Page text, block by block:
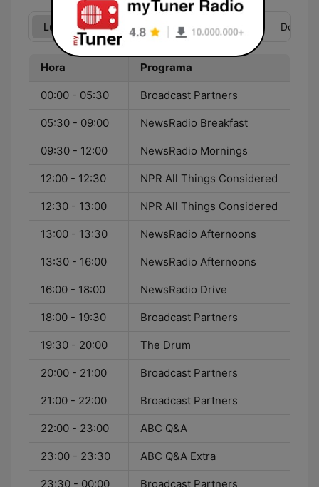
Lun Mar Mié Jue Vie Dom
Hora Programa
00:00 - 05:30 Broadcast Partners
05:30 - 09:00 NewsRadio Breakfast
09:30 - 12:00 NewsRadio Mornings
12:00 - 12:30 NPR All Things Considered
12:30 - 13:00 NPR All Things Considered
13:00 - 13:30 NewsRadio Afternoons
13:30 - 16:00 NewsRadio Afternoons
16:00 - 18:00 NewsRadio Drive
18:00 - 19:30 Broadcast Partners
19:30 - 20:00 The Drum
20:00 - 21:00 Broadcast Partners
21:00 - 22:00 Broadcast Partners
22:00 - 23:00 ABC Q&A
23:00 - 23:30 ABC Q&A Extra
23:30 - 00:00 Broadcast Partners